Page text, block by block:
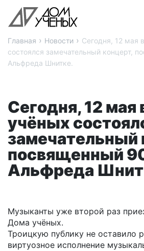
Главная › Новости › Сегодня, 12 мая
состоялся замечательный концерт,
Альфреда Шнитке.
Сегодня, 12 мая
учёных
замечательный
посвященный
Альфреда
Музыканты уже второй раз
Дома учёных.
Троицкую публику не оставило
виртуозное исполнение